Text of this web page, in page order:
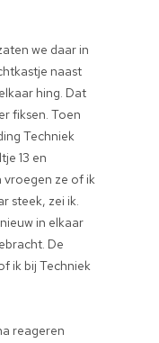
we daar in
naast
hing. Dat
fiksen. Toen
Techniek
13 en
vroegen ze of ik
steek, zei ik.
in elkaar
De
ik bij Techniek
reageren